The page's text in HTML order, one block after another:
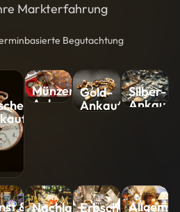
Markterfahrung
Begutachtung
Münzen-
Ankauf
Gold-
Ankauf
Silber-
Ankauf
& Nachlass-Erbschaft-